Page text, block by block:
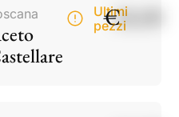
Ultimi
pezzi
€18,00